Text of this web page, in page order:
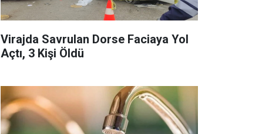
Virajda Savrulan Dorse Faciaya Yol
Açtı, 3 Kişi Öldü